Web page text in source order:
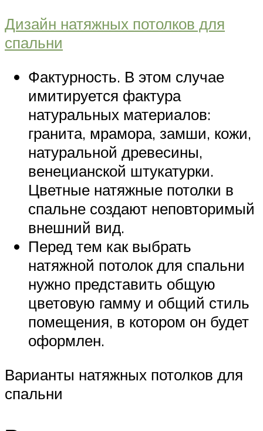
Дизайн натяжных потолков для
спальни
Фактурность. В этом случае
имитируется фактура
натуральных материалов:
гранита, мрамора, замши, кожи,
натуральной древесины,
венецианской штукатурки.
Цветные натяжные потолки в
спальне создают неповторимый
внешний вид.
Перед тем как выбрать
натяжной потолок для спальни
нужно представить общую
цветовую гамму и общий стиль
помещения, в котором он будет
оформлен.
Варианты натяжных потолков для
спальни